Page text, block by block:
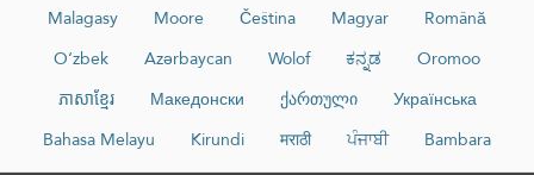
Română
Magyar
Čeština
Moore
Malagasy
Oromoo
ಕನ್ನಡ
Wolof
Azərbaycan
O‘zbek
Українська
ქართული
Македонски
ភាសាខ្មែរ
Bambara
ਪੰਜਾਬੀ
मराठी
Kirundi
Bahasa Melayu